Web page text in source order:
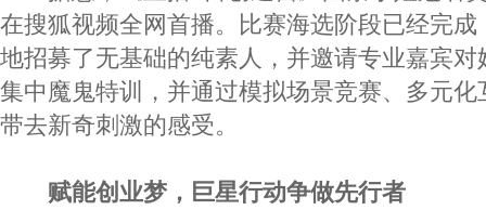
在搜狐视频全网首播。比赛海选阶段已经完
地招募了无基础的纯素人，并邀请专业嘉宾对
集中魔鬼特训，并通过模拟场景竞赛、多元
带去新奇刺激的感受。
赋能创业梦，巨星行动争做先行者